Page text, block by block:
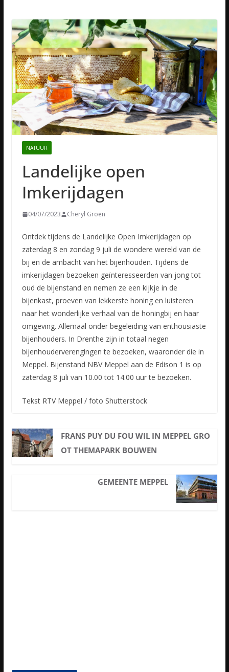
NATUUR
Landelijke open
Imkerijdagen
04/07/2023 Cheryl Groen
Ontdek tijdens de Landelijke Open Imkerijdagen op
zaterdag 8 en zondag 9 juli de wondere wereld van de
bij en de ambacht van het bijenhouden. Tijdens de
imkerijdagen bezoeken geïnteresseerden van jongtot
oud de bijenstand en nemen ze een kijkje in de
bijenkast, proeven van lekkerste honing en luisteren
naar het wonderlijke verhaal van de honingbij en haar
omgeving. Allemaal onder begeleiding van enthousiaste
bijenhouders. In Drenthe zijn in totaal negen
bijenhouderverengingen te bezoeken, waaronder die in
Meppel. Bijenstand NBV Meppel aan de Edison 1 is op
zaterdag 8 juli van 10.00 tot 14.00 uur te bezoeken.
Tekst RTV Meppel / foto Shutterstock
FRANS PUY DU FOU WIL IN MEPPEL GRO
OT THEMAPARK BOUWEN
GEMEENTE MEPPEL